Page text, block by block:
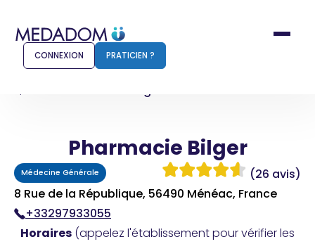
Comment ça marche ?
Pour les patients
Pharmacien
CONNEXION PRATICIEN ?
Pharmacie Bilger
Pharmacie Bilger
Médecine Générale
(26 avis)
8 Rue de la République, 56490 Ménéac, France
+33297933055
Horaires (appelez l'établissement pour vérifier les